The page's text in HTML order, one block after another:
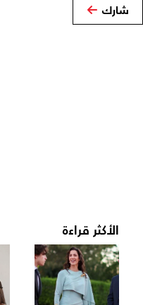
شارك
الأكثر قراءة